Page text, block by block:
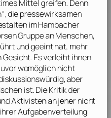
Mittel greifen. Denn
die pressewirksamen
im Hambacher
Gruppe an Menschen,
und geeint hat, mehr
Es verleiht ihnen
womöglich nicht
aber
ist. Die Kritik der
Aktivisten an jener nicht
Aufgabenverteilung